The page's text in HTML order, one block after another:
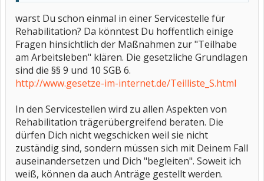
warst Du schon einmal in einer Servicestelle für
Rehabilitation? Da könntest Du hoffentlich einige
Fragen hinsichtlich der Maßnahmen zur "Teilhabe
am Arbeitsleben" klären. Die gesetzliche Grundlagen
sind die §§ 9 und 10 SGB 6.
http://www.gesetze-im-internet.de/Teilliste_S.html
In den Servicestellen wird zu allen Aspekten von
Rehabilitation trägerübergreifend beraten. Die
dürfen Dich nicht wegschicken weil sie nicht
zuständig sind, sondern müssen sich mit Deinem Fall
auseinandersetzen und Dich "begleiten". Soweit ich
weiß, können da auch Anträge gestellt werden.